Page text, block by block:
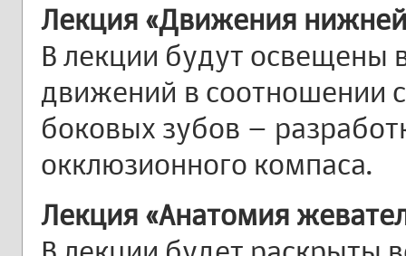
Лекция «Движения
В лекции будут освещены
движений в соотношении
боковых зубов –
окклюзионного компаса.
Лекция «Анатомия